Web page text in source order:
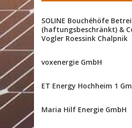
SOLINE Bouchéhöfe
(haftungsbeschränkt) &
Vogler Roessink Chalpnik
voxenergie GmbH
ET Energy Hochheim 1
Maria Hilf Energie GmbH